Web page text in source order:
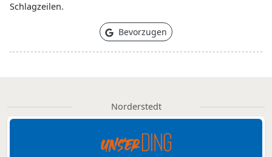
Schlagzeilen.
Bevorzugen
Norderstedt